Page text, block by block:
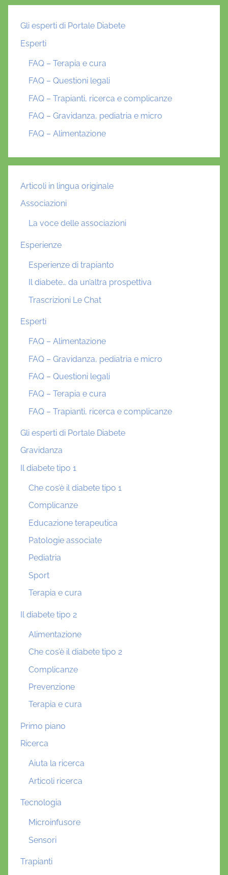
Gli esperti di Portale Diabete
Esperti
FAQ – Terapia e cura
FAQ – Questioni legali
FAQ – Trapianti, ricerca e complicanze
FAQ – Gravidanza, pediatria e micro
FAQ – Alimentazione
Articoli in lingua originale
Associazioni
La voce delle associazioni
Esperienze
Esperienze di trapianto
Il diabete… da un’altra prospettiva
Trascrizioni Le Chat
Esperti
FAQ – Alimentazione
FAQ – Gravidanza, pediatria e micro
FAQ – Questioni legali
FAQ – Terapia e cura
FAQ – Trapianti, ricerca e complicanze
Gli esperti di Portale Diabete
Gravidanza
Il diabete tipo 1
Che cos’è il diabete tipo 1
Complicanze
Educazione terapeutica
Patologie associate
Pediatria
Sport
Terapia e cura
Il diabete tipo 2
Alimentazione
Che cos’è il diabete tipo 2
Complicanze
Prevenzione
Terapia e cura
Primo piano
Ricerca
Aiuta la ricerca
Articoli ricerca
Tecnologia
Microinfusore
Sensori
Trapianti